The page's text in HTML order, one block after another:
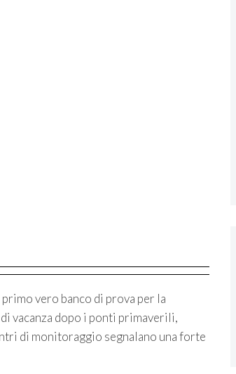
vero banco di prova per la
vacanza dopo i ponti primaverili,
di monitoraggio segnalano una forte